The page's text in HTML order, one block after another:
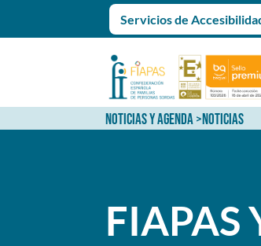
Servicios de
NOTICIAS Y AGENDA>NOTICIAS
FIAPAS